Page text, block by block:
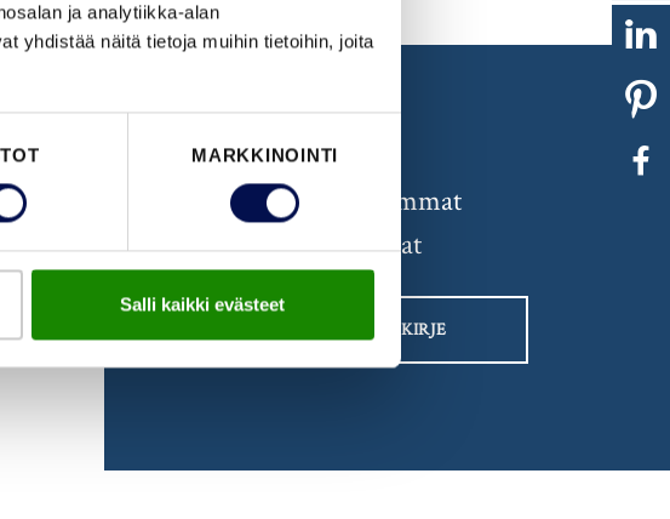
ja analytiikka-alan
yhdistää näitä tietoja muihin tietoihin, joita
MARKKINOINTI
Salli kaikki evästeet
Ota vastaan uusimmat
uutiset ja ovi-ideat
TILAA UUTISKIRJE